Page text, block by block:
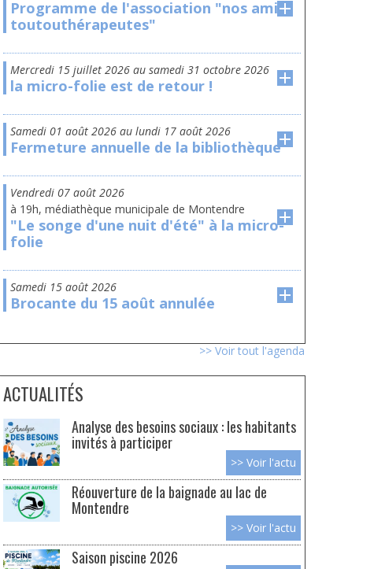
Programme de l'association "nos amis
toutouthérapeutes"
mercredi 15 juillet 2026 au samedi 31 octobre 2026
la micro-folie est de retour !
samedi 01 août 2026 au lundi 17 août 2026
Fermeture annuelle de la bibliothèque
vendredi 07 août 2026
à 19h, médiathèque municipale de Montendre
"Le songe d'une nuit d'été" à la micro-
folie
samedi 15 août 2026
Brocante du 15 août annulée
>> Voir tout l'agenda
ACTUALITÉS
Analyse des besoins sociaux : les habitants
invités à participer
>> Voir l'actu
Réouverture de la baignade au lac de
Montendre
>> Voir l'actu
Saison piscine 2026